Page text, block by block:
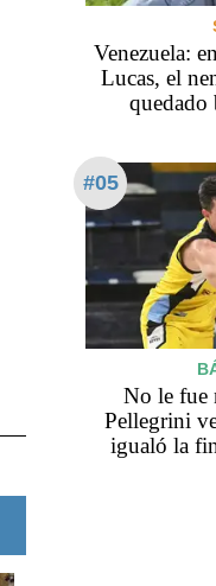
Venezuela:
Lucas, el
quedado
#05
No le fue
Pellegrini
igualó la